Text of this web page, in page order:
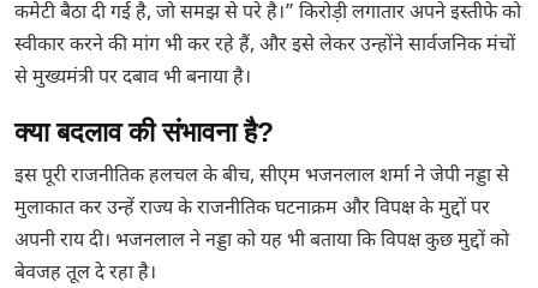
कमेटी बैठा दी गई है, जो समझ से परे है।” किरोड़ी लगातार अपने इस्तीफे को
स्वीकार करने की मांग भी कर रहे हैं, और इसे लेकर उन्होंने सार्वजनिक मंचों
से मुख्यमंत्री पर दबाव भी बनाया है।
क्या बदलाव की संभावना है?
इस पूरी राजनीतिक हलचल के बीच, सीएम भजनलाल शर्मा ने जेपी नड्डा से
मुलाकात कर उन्हें राज्य के राजनीतिक घटनाक्रम और विपक्ष के मुद्दों पर
अपनी राय दी। भजनलाल ने नड्डा को यह भी बताया कि विपक्ष कुछ मुद्दों को
बेवजह तूल दे रहा है।